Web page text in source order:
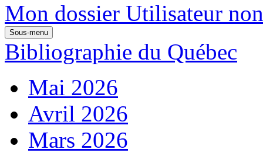
Mon dossier Utilisateur
Sous-menu
Bibliographie du Québec
Mai 2026
Avril 2026
Mars 2026